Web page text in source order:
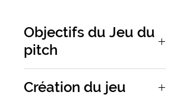
Objectifs du Jeu du
pitch
pitcher et défendre une idée,
Création du jeu